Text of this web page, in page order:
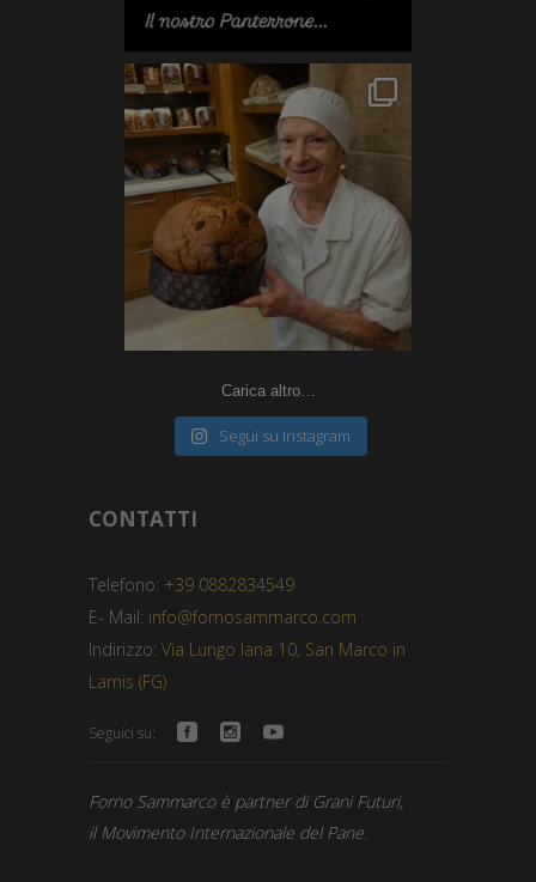
Carica altro…
Segui su Instagram
CONTATTI
Telefono: +39 0882834549
E- Mail: info@fornosammarco.com
Indirizzo: Via Lungo Iana 10, San Marco in
Lamis (FG)
Seguici su:
Forno Sammarco è partner di Grani Futuri,
il Movimento Internazionale del Pane.